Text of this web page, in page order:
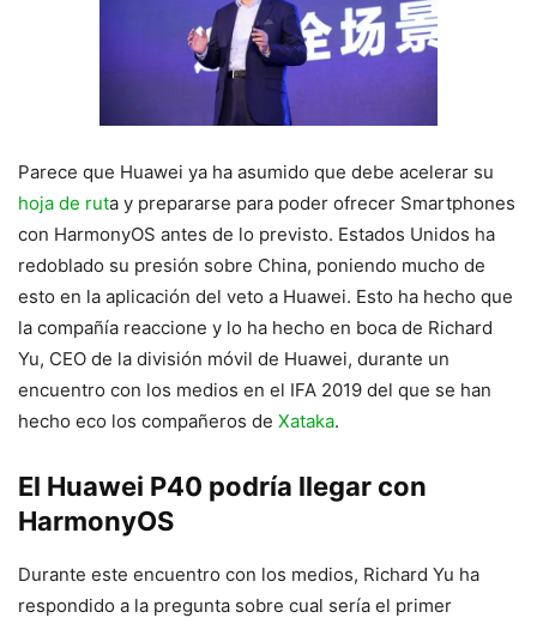
Parece que Huawei ya ha asumido que debe acelerar su
hoja de ruta y prepararse para poder ofrecer Smartphones
con HarmonyOS antes de lo previsto. Estados Unidos ha
redoblado su presión sobre China, poniendo mucho de
esto en la aplicación del veto a Huawei. Esto ha hecho que
la compañía reaccione y lo ha hecho en boca de Richard
Yu, CEO de la división móvil de Huawei, durante un
encuentro con los medios en el IFA 2019 del que se han
hecho eco los compañeros de Xataka.
El Huawei P40 podría llegar con
HarmonyOS
Durante este encuentro con los medios, Richard Yu ha
respondido a la pregunta sobre cual sería el primer